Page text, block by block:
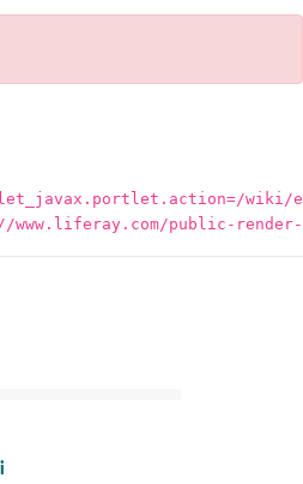
public-render-